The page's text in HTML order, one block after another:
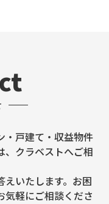
・戸建て・収益物件
、クラベストへご相
えいたします。お困
気軽にご相談くださ